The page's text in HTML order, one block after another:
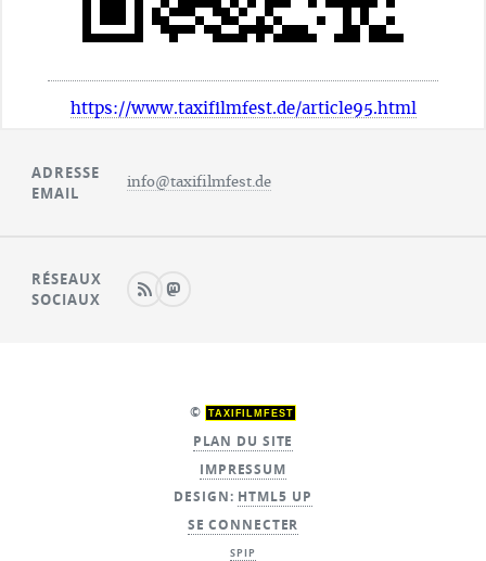
https://www.taxifilmfest.de/article95.html
ADRESSE
EMAIL
info@taxifilmfest.de
RÉSEAUX
SOCIAUX
© TAXIFILMFEST
PLAN DU SITE
IMPRESSUM
DESIGN: HTML5 UP
SE CONNECTER
SPIP